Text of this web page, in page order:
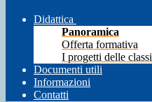
Didattica
Panoramica
Offerta formativa
I progetti delle classi
Documenti utili
Informazioni
Contatti